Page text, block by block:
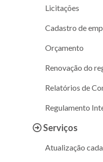
Licitações
Cadastro de
Orçamento
Renovação do
Relatórios de
Regulamento
Serviços
Atualização